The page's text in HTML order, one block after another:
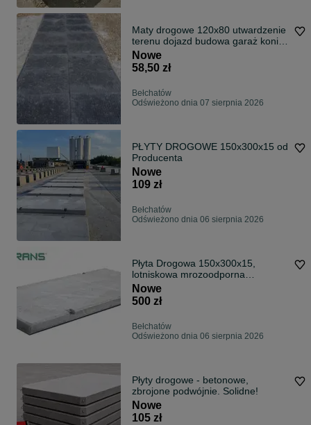
Maty drogowe 120x80 utwardzenie
terenu dojazd budowa garaż konie
Maty do stajni boksów padoków
utwardzenie terenu antybłotne
Nowe
58,50 zł
Bełchatów
Odświeżono dnia 07 sierpnia 2026
PŁYTY DROGOWE 150x300x15 od
Producenta
Nowe
109 zł
Bełchatów
Odświeżono dnia 06 sierpnia 2026
Płyta Drogowa 150x300x15,
lotniskowa mrozoodporna
C30/37/W8F150
Nowe
500 zł
Bełchatów
Odświeżono dnia 06 sierpnia 2026
Płyty drogowe - betonowe,
zbrojone podwójnie. Solidne!
Nowe
105 zł